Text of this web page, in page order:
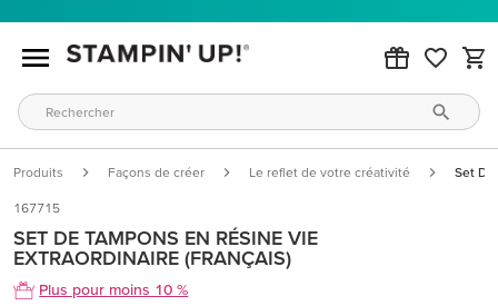
Produits Façons de créer Le reflet de votre créativité Set De
167715
SET DE TAMPONS EN RÉSINE VIE
EXTRAORDINAIRE (FRANÇAIS)
Plus pour moins 10 %